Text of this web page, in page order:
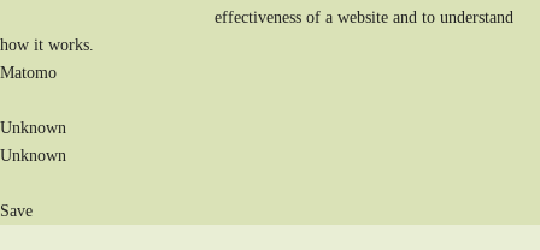
effectiveness of a website and to understand
how it works.
Matomo
Unknown
Unknown
Save